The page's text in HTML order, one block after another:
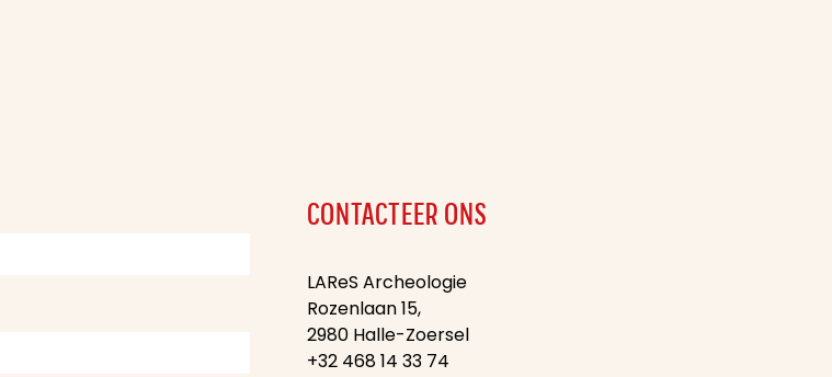
CONTACTEER ONS
LAReS Archeologie
Rozenlaan 15,
2980 Halle-Zoersel
+32 468 14 33 74